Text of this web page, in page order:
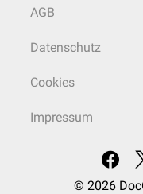
AGB
Datenschutz
Cookies
Impressum
© 2026